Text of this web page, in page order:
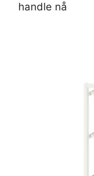
handle nå